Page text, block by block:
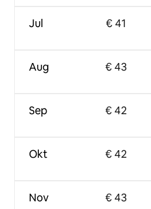
Jul
Aug
Sep
Okt
Nov
€ 41
€ 43
€ 42
€ 42
€ 43